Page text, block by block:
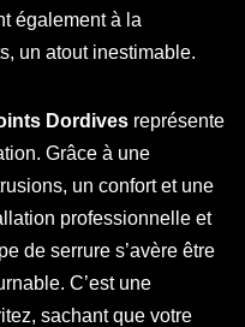
également à la
un atout inestimable.
Dordives représente
Grâce à une
un confort et une
professionnelle et
de serrure s’avère être
C’est une
sachant que votre